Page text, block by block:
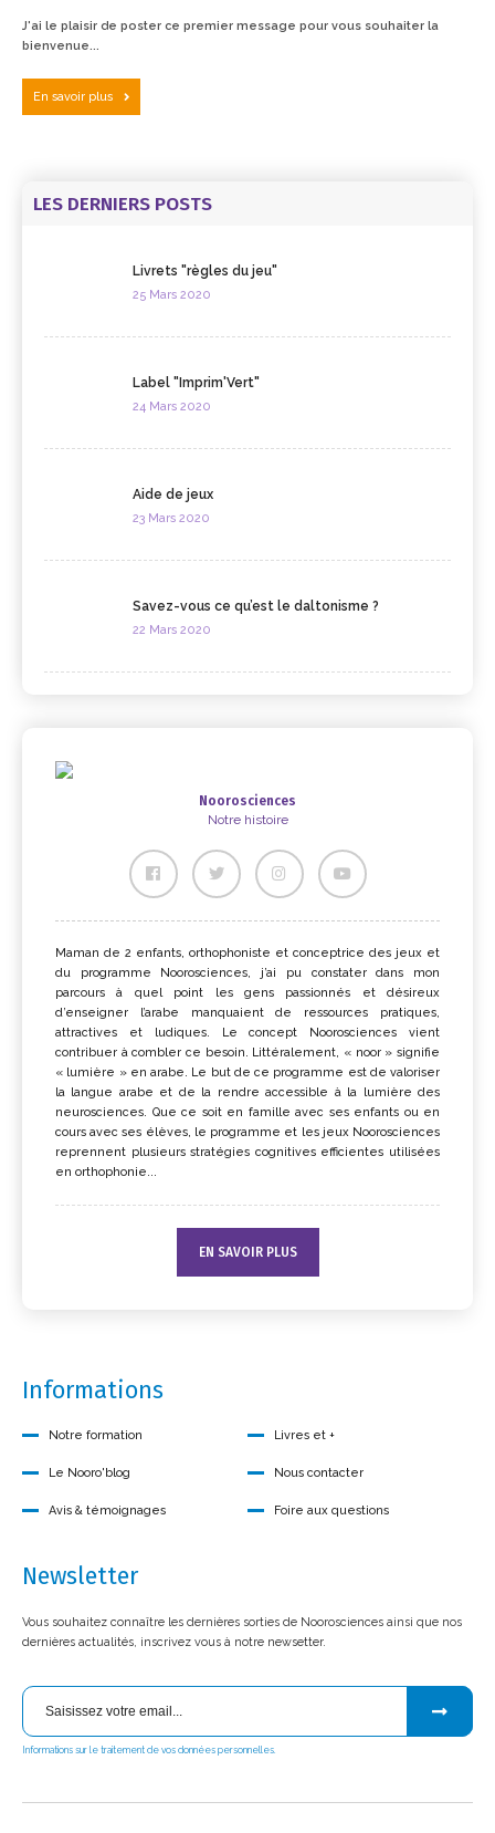
J'ai le plaisir de poster ce premier message pour vous souhaiter la
bienvenue...
En savoir plus
LES DERNIERS POSTS
Livrets "règles du jeu"
25 Mars 2020
Label "Imprim'Vert"
24 Mars 2020
Aide de jeux
23 Mars 2020
Savez-vous ce qu’est le daltonisme ?
22 Mars 2020
Noorosciences
Notre histoire
Maman de 2 enfants, orthophoniste et conceptrice des jeux et
du programme Noorosciences, j’ai pu constater dans mon
parcours à quel point les gens passionnés et désireux
d’enseigner l’arabe manquaient de ressources pratiques,
attractives et ludiques. Le concept Noorosciences vient
contribuer à combler ce besoin. Littéralement, « noor » signifie
« lumière » en arabe. Le but de ce programme est de valoriser
la langue arabe et de la rendre accessible à la lumière des
neurosciences. Que ce soit en famille avec ses enfants ou en
cours avec ses élèves, le programme et les jeux Noorosciences
reprennent plusieurs stratégies cognitives efficientes utilisées
en orthophonie...
EN SAVOIR PLUS
Informations
Notre formation Livres et +
Le Nooro'blog Nous contacter
Avis & témoignages Foire aux questions
Newsletter
Vous souhaitez connaître les dernières sorties de Noorosciences ainsi que nos
dernières actualités, inscrivez vous à notre newsetter.
Informations sur le traitement de vos données personnelles.